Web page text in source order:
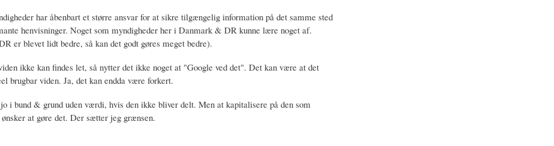
har åbenbart et større ansvar for at sikre tilgængelig information på det samme sted
henvisninger. Noget som myndigheder her i Danmark & DR kunne lære noget af.
er blevet lidt bedre, så kan det godt gøres meget bedre).
ikke kan findes let, så nytter det ikke noget at "Google ved det". Det kan være at det
brugbar viden. Ja, det kan endda være forkert.
i bund & grund uden værdi, hvis den ikke bliver delt. Men at kapitalisere på den som
at gøre det. Der sætter jeg grænsen.